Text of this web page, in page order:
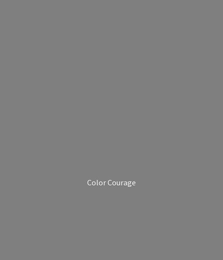
Color Courage